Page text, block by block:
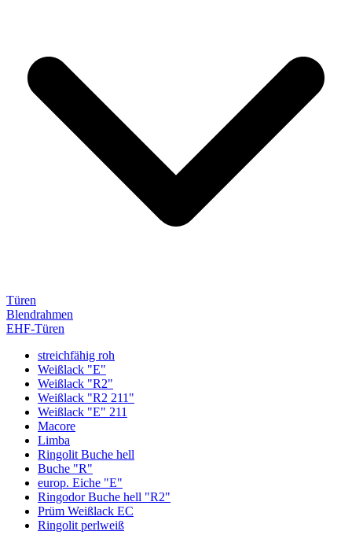
Türen
Blendrahmen
EHF-Türen
streichfähig roh
Weißlack "E"
Weißlack "R2"
Weißlack "R2 211"
Weißlack "E" 211
Macore
Limba
Ringolit Buche hell
Buche "R"
europ. Eiche "E"
Ringodor Buche hell "R2"
Prüm Weißlack EC
Ringolit perlweiß